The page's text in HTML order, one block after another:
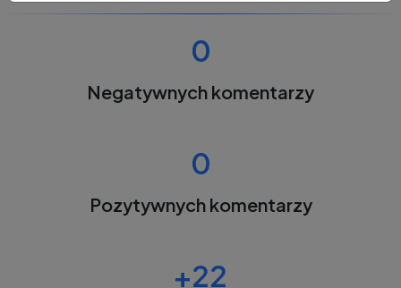
0
Negatywnych komentarzy
0
Pozytywnych komentarzy
+22